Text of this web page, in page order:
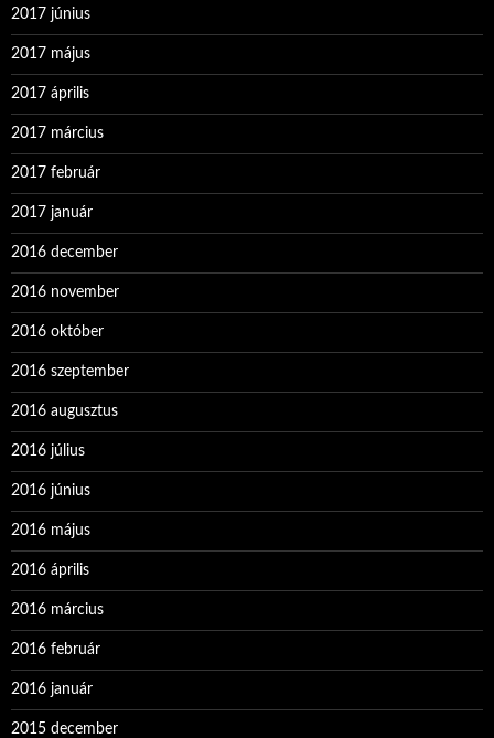
2017 június
2017 május
2017 április
2017 március
2017 február
2017 január
2016 december
2016 november
2016 október
2016 szeptember
2016 augusztus
2016 július
2016 június
2016 május
2016 április
2016 március
2016 február
2016 január
2015 december